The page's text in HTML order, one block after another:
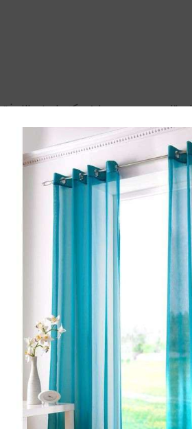
می باشد. ملحفه این سرویس ضد
کاور لحاف دو نفره خارجی
سرویس کاور لحاف ست کاور لحاف
, قیمت ملحفه روتختی